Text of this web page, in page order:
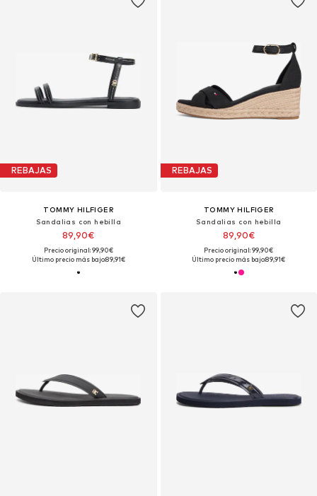
REBAJAS
TOMMY HILFIGER
Sandalias con hebilla
89,90€
Precio original: 99,90€
Último precio más bajo:89,91€
REBAJAS
TOMMY HILFIGER
Sandalias con hebilla
89,90€
Precio original: 99,90€
Último precio más bajo:89,91€